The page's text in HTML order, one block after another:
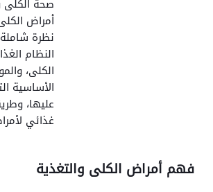
صحة الكلى
أمراض
نظرة
النظام
الكلى،
الأساسية
عليها،
غذائي
فهم أمراض الكلى والتغذية